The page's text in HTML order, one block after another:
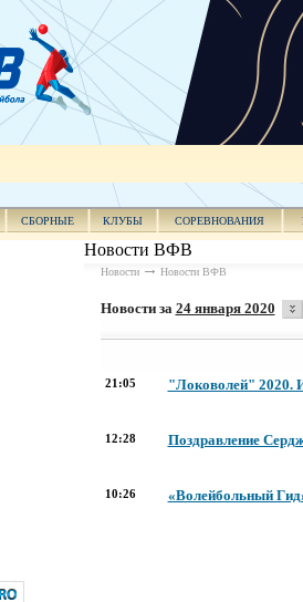
СБОРНЫЕ КЛУБЫ СОРЕВНОВАНИЯ
Новости ВФВ
Новости Новости ВФВ
Новости за 24 января 2020
21:05 "Локоволей" 2020.
12:28 Поздравление
10:26 «Волейбольный